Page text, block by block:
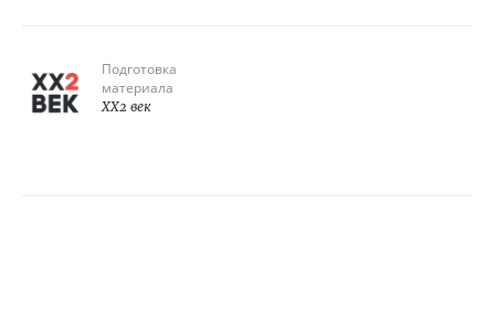
Подготовка
материала
XX2 век